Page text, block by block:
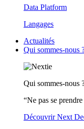
Data Platform
Langages
Actualités
Qui sommes-nous
Qui sommes-nous
“Ne pas se
Découvrir Next